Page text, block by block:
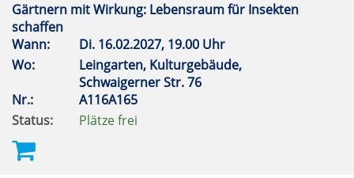
Gärtnern mit Wirkung: Lebensraum für Insekten
schaffen
Wann:
Di. 16.02.2027, 19.00 Uhr
Wo:
Leingarten, Kulturgebäude,
Schwaigerner Str. 76
Nr.:
A116A165
Status:
Plätze frei